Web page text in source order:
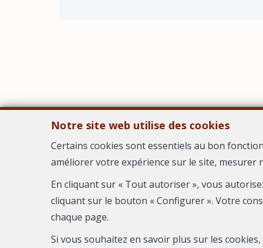
Notre site web utilise des cookies
Certains cookies sont essentiels au bon
améliorer votre expérience sur le site, mesurer
En cliquant sur « Tout autoriser », vous
cliquant sur le bouton « Configurer ». Votre
chaque page.
Si vous souhaitez en savoir plus sur les